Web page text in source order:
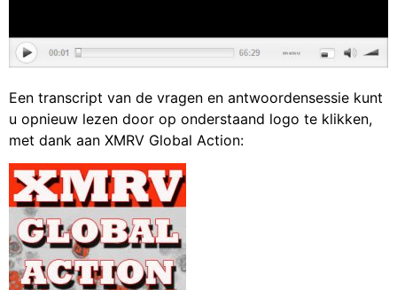
Een transcript van de vragen en antwoordensessie kunt
u opnieuw lezen door op onderstaand logo te klikken,
met dank aan XMRV Global Action: